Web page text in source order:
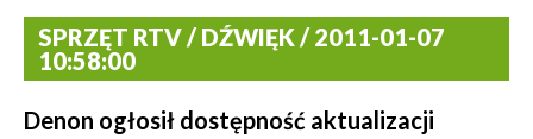
SPRZĘT RTV / DŹWIĘK / 2011-01-07
10:58:00
Denon ogłosił dostępność aktualizacji